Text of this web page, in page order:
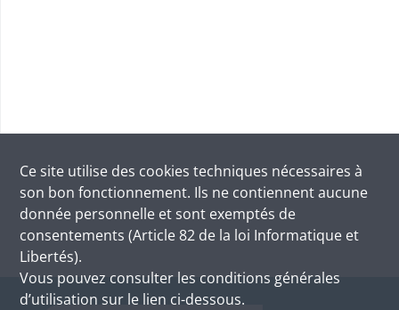
Ce site utilise des cookies techniques nécessaires à
son bon fonctionnement. Ils ne contiennent aucune
donnée personnelle et sont exemptés de
consentements (Article 82 de la loi Informatique et
Libertés).
Vous pouvez consulter les conditions générales
d’utilisation sur le lien ci-dessous.